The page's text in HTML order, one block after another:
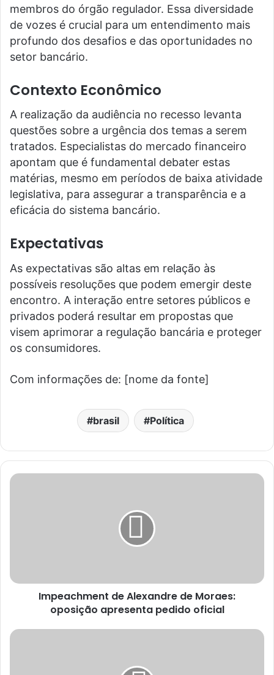
membros do órgão regulador. Essa diversidade
de vozes é crucial para um entendimento mais
profundo dos desafios e das oportunidades no
setor bancário.
Contexto Econômico
A realização da audiência no recesso levanta
questões sobre a urgência dos temas a serem
tratados. Especialistas do mercado financeiro
apontam que é fundamental debater estas
matérias, mesmo em períodos de baixa atividade
legislativa, para assegurar a transparência e a
eficácia do sistema bancário.
Expectativas
As expectativas são altas em relação às
possíveis resoluções que podem emergir deste
encontro. A interação entre setores públicos e
privados poderá resultar em propostas que
visem aprimorar a regulação bancária e proteger
os consumidores.
Com informações de: [nome da fonte]
brasil Política
Impeachment de Alexandre de Moraes:
oposição apresenta pedido oficial